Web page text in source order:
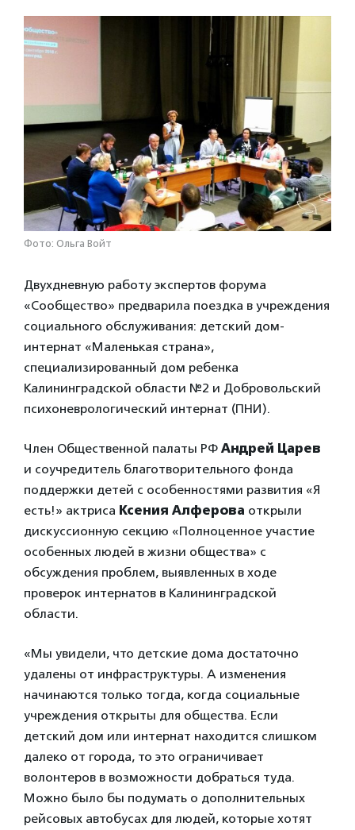
Фото: Ольга Войт
Двухдневную работу экспертов форума
«Сообщество» предварила поездка в учреждения
социального обслуживания: детский дом-
интернат «Маленькая страна»,
специализированный дом ребенка
Калининградской области №2 и Добровольский
психоневрологический интернат (ПНИ).
Член Общественной палаты РФ Андрей Царев
и соучредитель благотворительного фонда
поддержки детей с особенностями развития «Я
есть!» актриса Ксения Алферова открыли
дискуссионную секцию «Полноценное участие
особенных людей в жизни общества» с
обсуждения проблем, выявленных в ходе
проверок интернатов в Калининградской
области.
«Мы увидели, что детские дома достаточно
удалены от инфраструктуры. А изменения
начинаются только тогда, когда социальные
учреждения открыты для общества. Если
детский дом или интернат находится слишком
далеко от города, то это ограничивает
волонтеров в возможности добраться туда.
Можно было бы подумать о дополнительных
рейсовых автобусах для людей, которые хотят